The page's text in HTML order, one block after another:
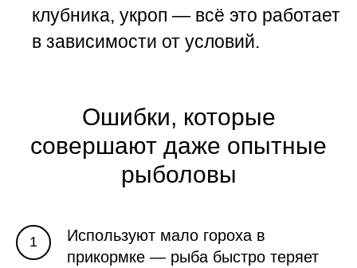
клубника, укроп — всё это работает
в зависимости от условий.
Ошибки, которые
совершают даже опытные
рыболовы
Используют мало гороха в
прикормке — рыба быстро теряет